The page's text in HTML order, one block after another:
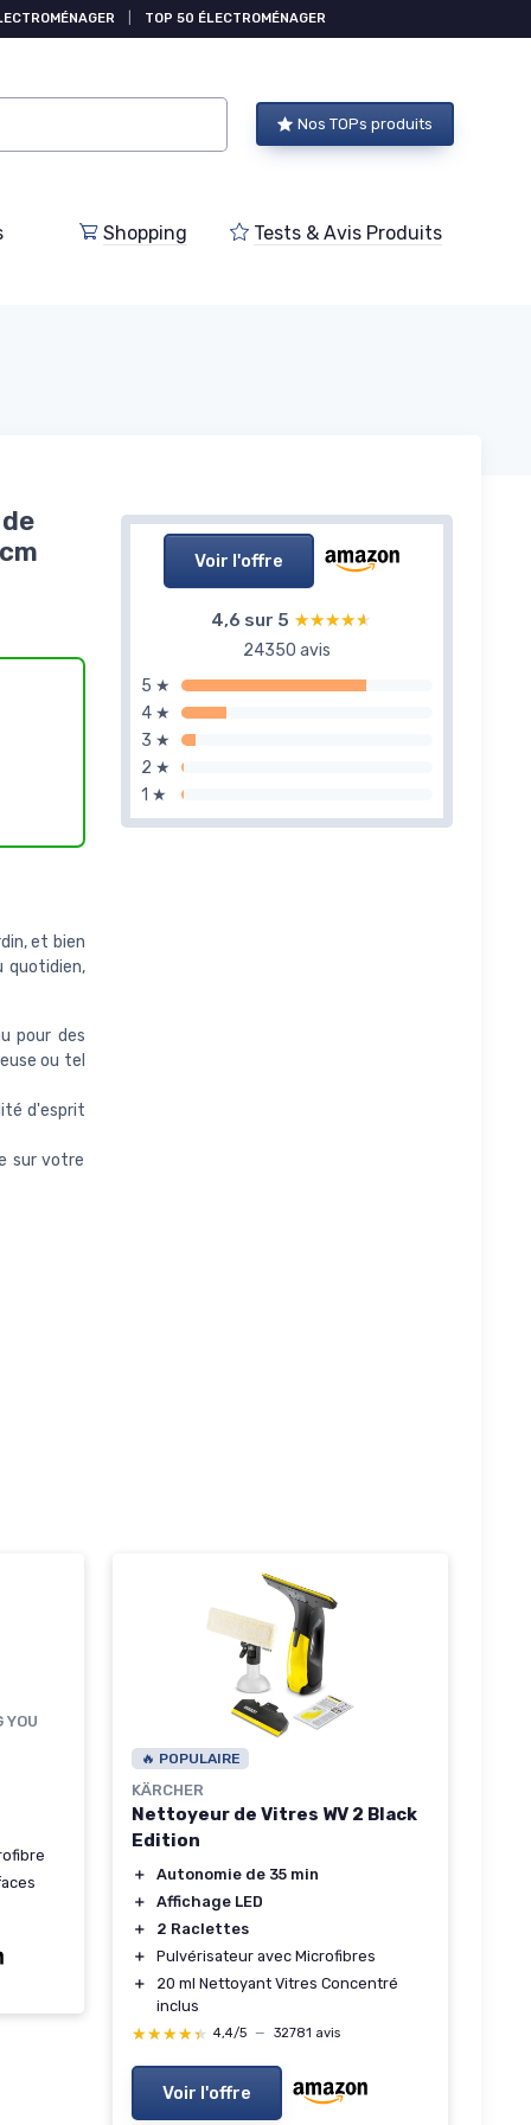
TOP 50 ÉLECTROMÉNAGER
Nos TOPs produits
Shopping Tests & Avis Produits
Voir l'offre
4,6 sur 5 ★★★★★
★★★★★
24350 avis
5 ★
4 ★
3 ★
2 ★
1 ★
et bien
quotidien,
pour des
ou tel
d'esprit
sur votre
YOU
🔥 POPULAIRE
KÄRCHER
Nettoyeur de Vitres WV 2 Black
Edition
＋
Autonomie de 35 min
＋
Affichage LED
＋
2 Raclettes
＋
Pulvérisateur avec Microfibres
＋
20 ml Nettoyant Vitres Concentré
inclus
★★★★★
★★★★★ 4,4/5 — 32781 avis
Voir l'offre